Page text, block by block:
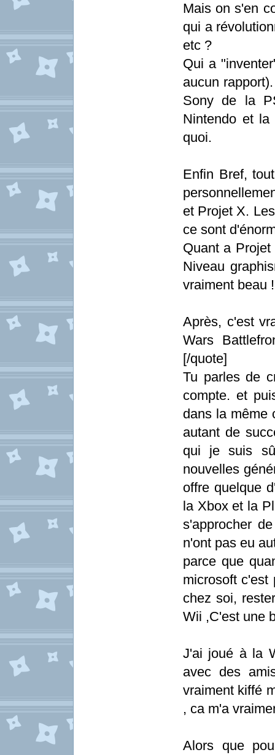
Mais on s'en
qui a
etc ?
Qui a
aucun
Sony de la
Nintendo et la
quoi.
Enfin Bref,
et Projet X.
ce sont
Quant a
Niveau
vraiment beau !
Après, c'est
Wars
[/quote]
Tu parles de
compte. et
dans la même
autant de
qui je suis
nouvelles
offre quelque
la Xbox et la
s'approcher
n'ont pas eu
parce que
microsoft c'est
chez soi,
Wii ,C'est une
J'ai joué à la
avec des
vraiment kiffé
, ca m'a
Alors que